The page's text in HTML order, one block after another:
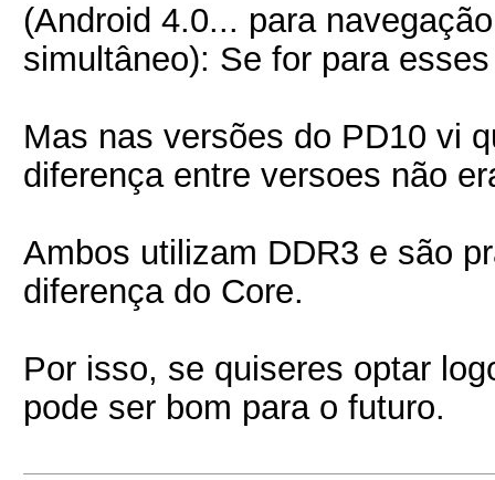
(Android 4.0... para
simultâneo): Se for para
Mas nas versões do PD10 vi
diferença entre versoes não
Ambos utilizam DDR3 e são
diferença do Core.
Por isso, se quiseres optar
pode ser bom para o futuro.